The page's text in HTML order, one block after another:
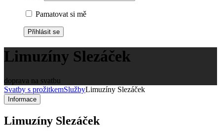
Pamatovat si mě
Limuzíny Slezáček
doprava na svatbu
Svatby s prožitkemSlužbyLimuzíny Slezáček
Informace
Limuzíny Slezáček